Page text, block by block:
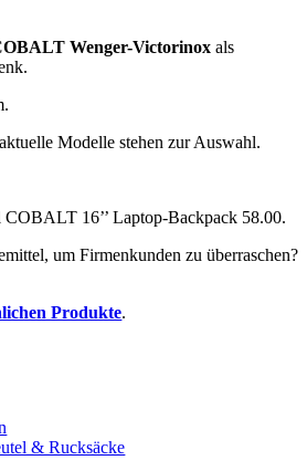
Wenger-Victorinox als
Modelle stehen zur Auswahl.
16’’ Laptop-Backpack 58.00.
um Firmenkunden zu überraschen?
Produkte.
& Rucksäcke